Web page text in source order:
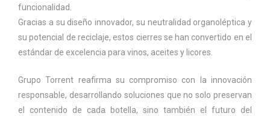
funcionalidad.
Gracias a su diseño innovador, su neutralidad organoléptica y
su potencial de reciclaje, estos cierres se han convertido en el
estándar de excelencia para vinos, aceites y licores.
Grupo Torrent reafirma su compromiso con la innovación
responsable, desarrollando soluciones que no solo preservan
el contenido de cada botella, sino también el futuro del